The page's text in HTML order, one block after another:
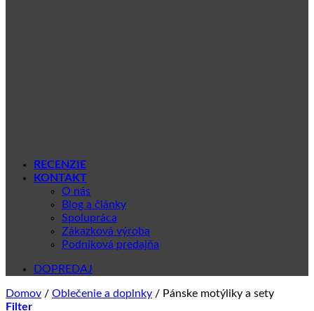
RECENZIE
KONTAKT
O nás
Blog a články
Spolupráca
Zákazková výroba
Podniková predajňa
DOPREDAJ
Domov / Oblečenie a doplnky / Pánske motýliky a sety
Filter